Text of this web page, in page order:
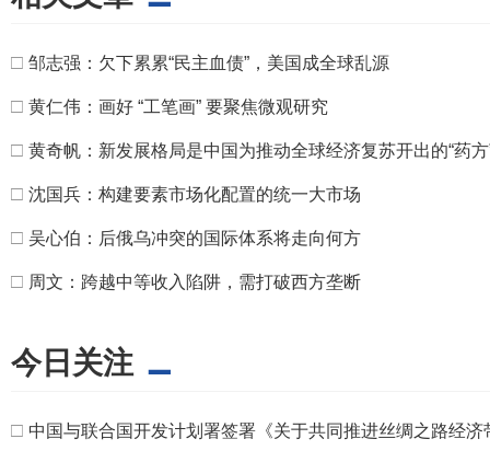
□ 邹志强：欠下累累“民主血债”，美国成全球乱源
□ 黄仁伟：画好 “工笔画” 要聚焦微观研究
□ 黄奇帆：新发展格局是中国为推动全球经济复苏开出的“药方
□ 沈国兵：构建要素市场化配置的统一大市场
□ 吴心伯：后俄乌冲突的国际体系将走向何方
□ 周文：跨越中等收入陷阱，需打破西方垄断
今日关注
□ 中国与联合国开发计划署签署《关于共同推进丝绸之路经